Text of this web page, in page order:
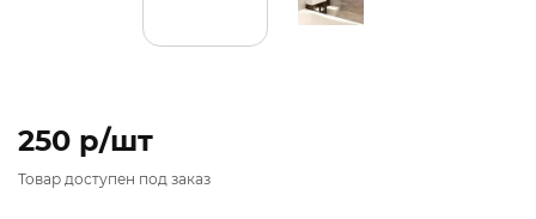
250 p/шт
Товар доступен под заказ